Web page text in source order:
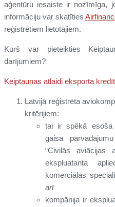
aģentūru iesaiste ir nozīmīga,
informāciju var skatīties
reģistrētiem lietotājiem.
Kurš var pieteikties
darījumiem?
Keiptaunas atlaidi eksporta
Latvijā reģistrēta
kritērijiem:
tai ir spēkā esoša
gaisa
“Civilās aviācijas
ekspluatanta
komerciālās
arī
kompānija ir